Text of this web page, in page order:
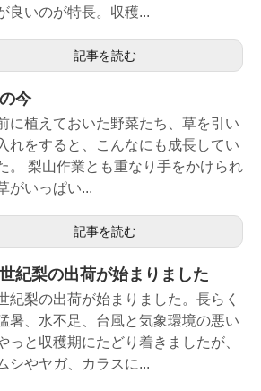
良いのが特長。収穫...
記事を読む
今
に植えておいた野菜たち、草を引い
れをすると、こんなにも成長してい
。 梨山作業とも重なり手をかけられ
がいっぱい...
記事を読む
紀梨の出荷が始まりました
紀梨の出荷が始まりました。長らく
暑、水不足、台風と気象環境の悪い
っと収穫期にたどり着きましたが、
シやヤガ、カラスに...